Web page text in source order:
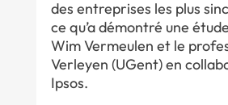
des entreprises les plus
ce qu’a démontré une
Wim Vermeulen et le
Verleyen (UGent) en
Ipsos.